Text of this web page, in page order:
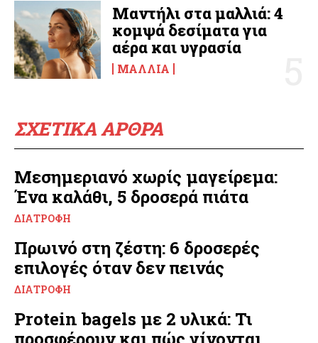
Μαντήλι στα μαλλιά: 4
κομψά δεσίματα για
αέρα και υγρασία
ΜΑΛΛΙΆ
ΣΧΕΤΙΚΑ ΑΡΘΡΑ
Μεσημεριανό χωρίς μαγείρεμα:
Ένα καλάθι, 5 δροσερά πιάτα
ΔΙΑΤΡΟΦΉ
Πρωινό στη ζέστη: 6 δροσερές
επιλογές όταν δεν πεινάς
ΔΙΑΤΡΟΦΉ
Protein bagels με 2 υλικά: Τι